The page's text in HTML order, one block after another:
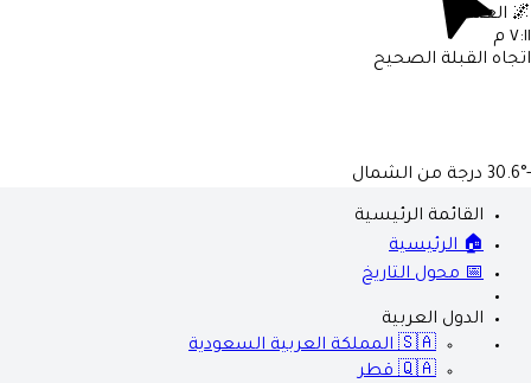
🌌 العشاء
٧:١١ م
اتجاه القبلة الصحيح
-30.6° درجة من الشمال
القائمة الرئيسية
🏠 الرئيسية
📅 محول التاريخ
الدول العربية
🇸🇦 المملكة العربية السعودية
🇶🇦 قطر